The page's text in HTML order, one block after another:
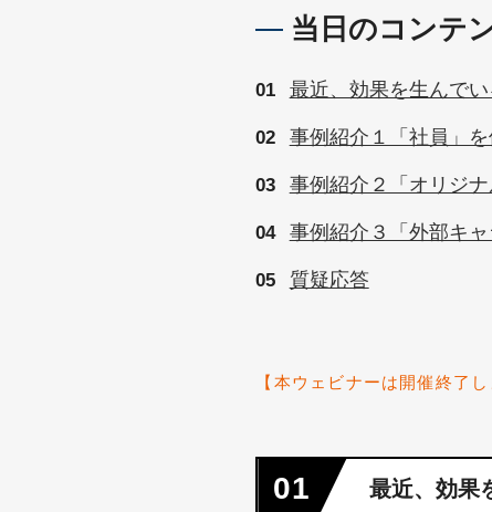
当日のコンテ
最近、効果を生んで
事例紹介１「社員」
事例紹介２「オリジ
事例紹介３「外部キ
質疑応答
【本ウェビナーは開催終了し
01 最近、効果